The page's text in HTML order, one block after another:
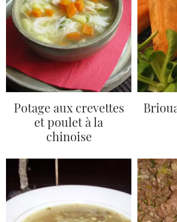
Potage aux crevettes
et poulet à la
chinoise